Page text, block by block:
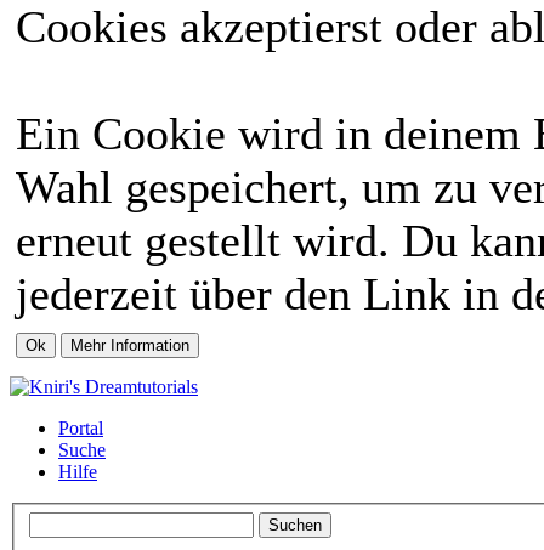
Cookies akzeptierst oder
Ein Cookie wird in deinem
Wahl gespeichert, um zu
erneut gestellt wird. Du
jederzeit über den Link in
Portal
Suche
Hilfe